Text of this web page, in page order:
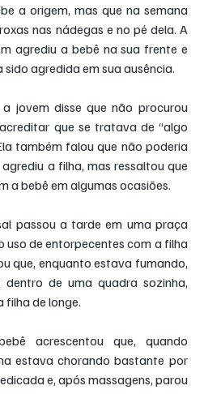
a origem, mas que na semana
nas nádegas e no pé dela. A
agrediu a bebê na sua frente e
agredida em sua ausência.
jovem disse que não procurou
que se tratava de “algo
também falou que não poderia
a filha, mas ressaltou que
a bebê em algumas ocasiões.
passou a tarde em uma praça
uso de entorpecentes com a filha
que, enquanto estava fumando,
de uma quadra sozinha,
filha de longe.
acrescentou que, quando
estava chorando bastante por
e, após massagens, parou